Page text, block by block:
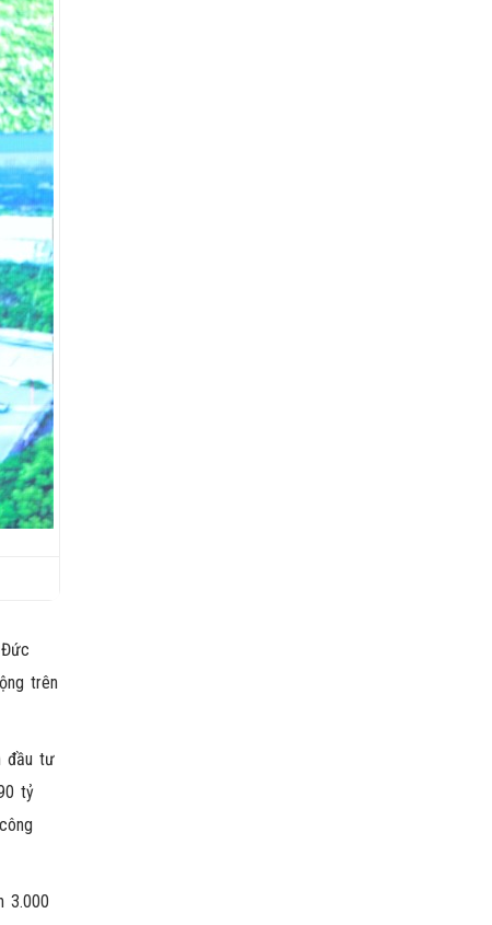
trên
đầu tư
tỷ
3.000